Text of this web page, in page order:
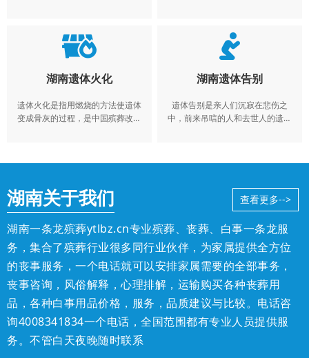
湖南遗体火化
遗体火化是指用燃烧的方法使遗体
变成骨灰的过程，是中国殡葬改革
湖南遗体告别
遗体告别是亲人们沉寂在悲伤之
中，前来吊唁的人和去世人的遗体
湖南关于我们 查看更多-->
湖南一条龙殡葬ytlbz.cn专业殡葬、丧葬、白事一条龙服
务，集合了殡葬行业很多同行业伙伴，为家属提供全方位
的丧事服务，一个电话就可以安排家属需要的全部事务，
丧事咨询，风俗解释，心理排解，运输购买各种丧葬用
品，各种白事用品价格，服务，品质建议与比较。 电话咨
询4008341834一个电话，全国范围都有专业人员提供服
务。不管白天夜晚随时联系